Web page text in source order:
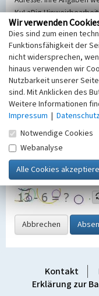
KuLaDig-
Selbstverständlich
Telemediengesetzes,
dem 25.05.2018 gültigen
(EU-DSGVO)
Hinweise zum
Nachricht
Sicherheitsabfrage
Grafik ein
Abbrechen
Kontakt
Erklärung zur
Wir verwenden
Dies sind zum einen
Funktionsfähigkeit der
nicht widersprechen,
hinaus verwenden wir
Nutzbarkeit unserer
sind. Mit Anklicken des
Weitere Informationen
Impressum |
Notwendige Cookies
Webanalyse